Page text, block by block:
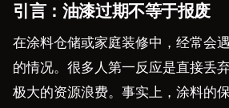
引言：油漆过期不等于报废
在涂料仓储或家庭装修中，经常会
的情况。很多人第一反应是直接丢
极大的资源浪费。事实上，涂料的